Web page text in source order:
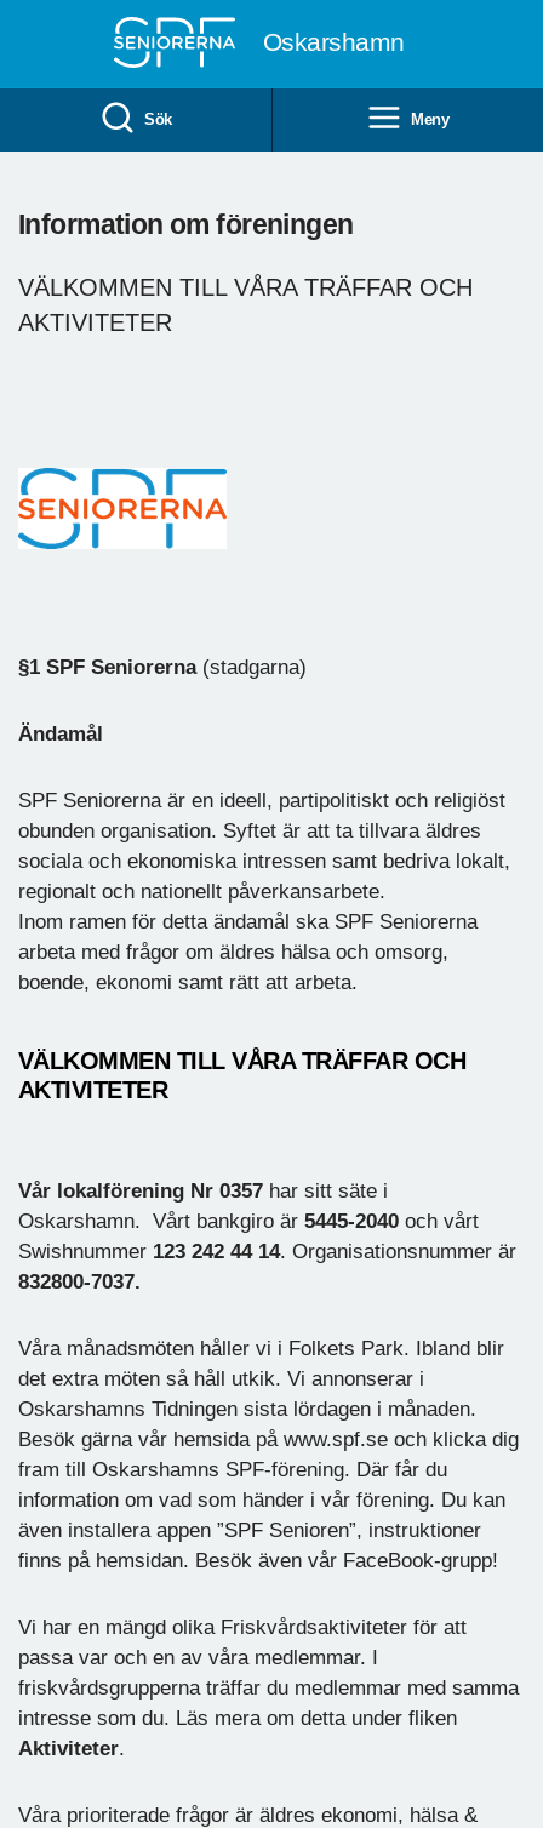
Oskarshamn
Sök Meny
Information om föreningen
VÄLKOMMEN TILL VÅRA TRÄFFAR OCH
AKTIVITETER
§1 SPF Seniorerna(stadgarna)
Ändamål
SPF Seniorerna är en ideell, partipolitiskt och religiöst
obunden organisation. Syftet är att ta tillvara äldres
sociala och ekonomiska intressen samt bedriva lokalt,
regionalt och nationellt påverkansarbete.
Inom ramen för detta ändamål ska SPF Seniorerna
arbeta med frågor om äldres hälsa och omsorg,
boende, ekonomi samt rätt att arbeta.
VÄLKOMMEN TILL VÅRA TRÄFFAR OCH
AKTIVITETER
Vår lokalförening Nr 0357 har sitt säte i
Oskarshamn. Vårt bankgiro är 5445-2040 och vårt
Swishnummer 123 242 44 14. Organisationsnummer är
832800-7037.
Våra månadsmöten håller vi i Folkets Park. Ibland blir
det extra möten så håll utkik. Vi annonserar i
Oskarshamns Tidningen sista lördagen i månaden.
Besök gärna vår hemsida på www.spf.se och klicka dig
fram till Oskarshamns SPF-förening. Där får du
information om vad som händer i vår förening. Du kan
även installera appen ”SPF Senioren”, instruktioner
finns på hemsidan. Besök även vår FaceBook-grupp!
Vi har en mängd olika Friskvårdsaktiviteter för att
passa var och en av våra medlemmar. I
friskvårdsgrupperna träffar du medlemmar med samma
intresse som du. Läs mera om detta under fliken
Aktiviteter.
Våra prioriterade frågor är äldres ekonomi, hälsa &